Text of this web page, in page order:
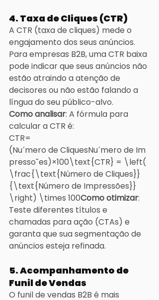
4. Taxa de Cliques (CTR)
A CTR (taxa de cliques) mede o
engajamento dos seus anúncios.
Para empresas B2B, uma CTR baixa
pode indicar que seus anúncios não
estão atraindo a atenção de
decisores ou não estão falando a
língua do seu público-alvo.
Como analisar: A fórmula para
calcular a CTR é:
CTR=
(Nuˊmero de CliquesNuˊmero de Im
presso˜es)×100\text{CTR} = \left(
\frac{\text{Número de Cliques}}
{\text{Número de Impressões}}
\right) \times 100Como otimizar:
Teste diferentes títulos e
chamadas para ação (CTAs) e
garanta que sua segmentação de
anúncios esteja refinada.
5. Acompanhamento de
Funil de Vendas
O funil de vendas B2B é mais